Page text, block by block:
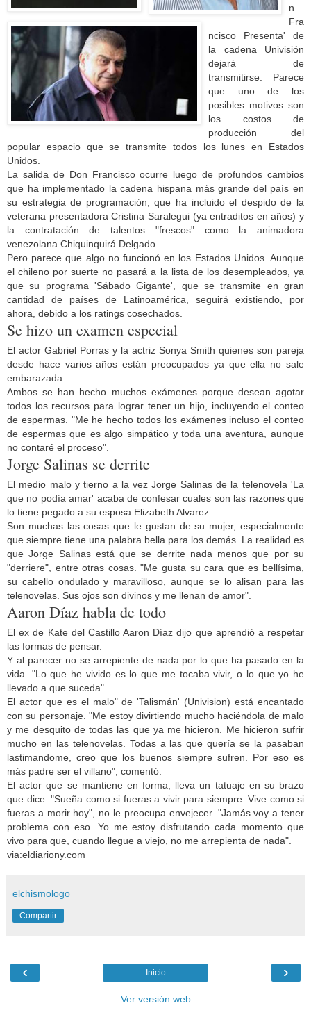
n
Fra
ncisco Presenta' de
la cadena Univisión
dejará de
transmitirse. Parece
que uno de los
posibles motivos son
los costos de
producción del
popular espacio que se transmite todos los lunes en Estados
Unidos.
La salida de Don Francisco ocurre luego de profundos cambios
que ha implementado la cadena hispana más grande del país en
su estrategia de programación, que ha incluido el despido de la
veterana presentadora Cristina Saralegui (ya entraditos en años) y
la contratación de talentos "frescos" como la animadora
venezolana Chiquinquirá Delgado.
Pero parece que algo no funcionó en los Estados Unidos. Aunque
el chileno por suerte no pasará a la lista de los desempleados, ya
que su programa 'Sábado Gigante', que se transmite en gran
cantidad de países de Latinoamérica, seguirá existiendo, por
ahora, debido a los ratings cosechados.
Se hizo un examen especial
El actor Gabriel Porras y la actriz Sonya Smith quienes son pareja
desde hace varios años están preocupados ya que ella no sale
embarazada.
Ambos se han hecho muchos exámenes porque desean agotar
todos los recursos para lograr tener un hijo, incluyendo el conteo
de espermas. "Me he hecho todos los exámenes incluso el conteo
de espermas que es algo simpático y toda una aventura, aunque
no contaré el proceso".
Jorge Salinas se derrite
El medio malo y tierno a la vez Jorge Salinas de la telenovela 'La
que no podía amar' acaba de confesar cuales son las razones que
lo tiene pegado a su esposa Elizabeth Alvarez.
Son muchas las cosas que le gustan de su mujer, especialmente
que siempre tiene una palabra bella para los demás. La realidad es
que Jorge Salinas está que se derrite nada menos que por su
"derriere", entre otras cosas. "Me gusta su cara que es bellísima,
su cabello ondulado y maravilloso, aunque se lo alisan para las
telenovelas. Sus ojos son divinos y me llenan de amor".
Aaron Díaz habla de todo
El ex de Kate del Castillo Aaron Díaz dijo que aprendió a respetar
las formas de pensar.
Y al parecer no se arrepiente de nada por lo que ha pasado en la
vida. "Lo que he vivido es lo que me tocaba vivir, o lo que yo he
llevado a que suceda".
El actor que es el malo" de 'Talismán' (Univision) está encantado
con su personaje. "Me estoy divirtiendo mucho haciéndola de malo
y me desquito de todas las que ya me hicieron. Me hicieron sufrir
mucho en las telenovelas. Todas a las que quería se la pasaban
lastimandome, creo que los buenos siempre sufren. Por eso es
más padre ser el villano", comentó.
El actor que se mantiene en forma, lleva un tatuaje en su brazo
que dice: "Sueña como si fueras a vivir para siempre. Vive como si
fueras a morir hoy", no le preocupa envejecer. "Jamás voy a tener
problema con eso. Yo me estoy disfrutando cada momento que
vivo para que, cuando llegue a viejo, no me arrepienta de nada".
via:eldiariony.com
elchismologo
Compartir
‹ ›
Inicio
Ver versión web